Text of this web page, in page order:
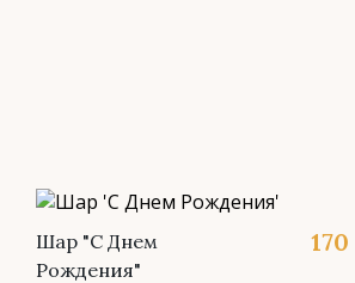
Шар "С Днем
Рождения"
170